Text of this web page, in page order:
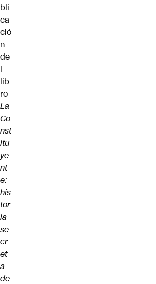
bli
ca
ció
n
de
l
lib
ro
La
Co
nst
itu
ye
nt
e:
his
tor
ia
se
cr
et
a
de